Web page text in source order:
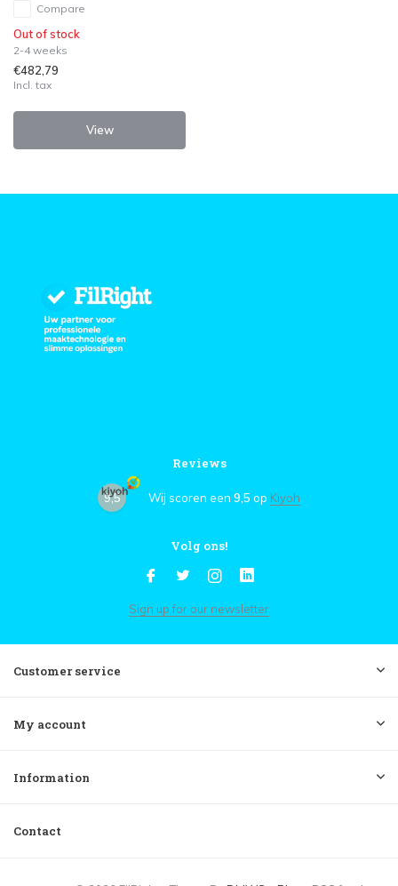
Compare
Out of stock
2-4 weeks
€482,79
Incl. tax
View
Reviews
9,5 Wij scoren een 9,5 op Kiyoh
Volg ons!
Sign up for our newsletter
Customer service
My account
Information
Contact